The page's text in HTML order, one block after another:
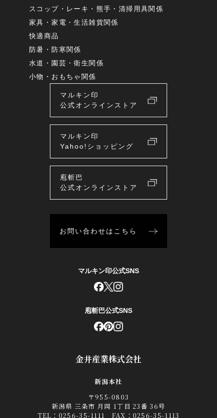
金井産業株式会社
新潟本社
〒955-0803
新潟県 三条市 月岡 1丁目 23番 36号
TEL： 0256-35-1111 FAX：0256-35-1113
スコップ・レーキ・熊手・清掃用具関係
家具・家電・生活雑貨関係
快適商品
防暑・防寒関係
水道・園芸・衛生関係
小物・おもちゃ関係
マルキン印
公式オンラインストア
マルキン印
Yahoo!ショッピング
庖斬巴
公式オンラインストア
お問い合わせはこちら
マルキン印公式SNS
庖斬巴公式SNS